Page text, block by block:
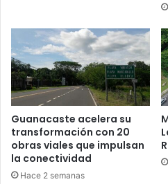
Guanacaste acelera su
transformación con 20
obras viales que impulsan
la conectividad
Hace 2 semanas